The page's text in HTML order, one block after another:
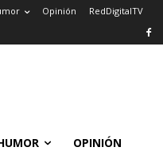
Opinión RedDigitalTV
OPINIÓN